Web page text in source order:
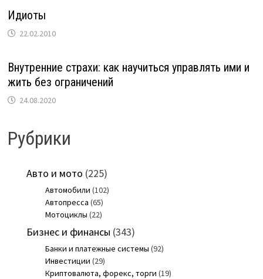
Идиоты
22.02.2010
Внутренние страхи: как научиться управлять ими и
жить без ограничений
24.08.2020
Рубрики
Авто и мото (225)
Автомобили (102)
Автопресса (65)
Мотоциклы (22)
Бизнес и финансы (343)
Банки и платежные системы (92)
Инвестиции (29)
Криптовалюта, форекс, торги (19)